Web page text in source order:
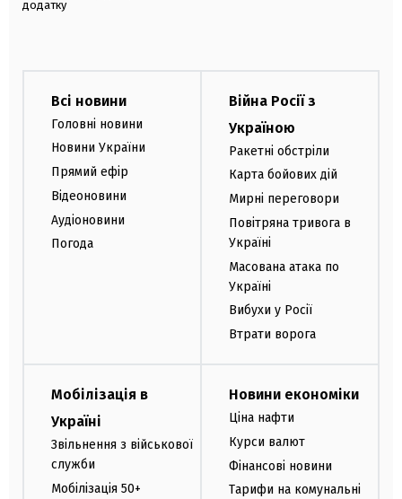
додатку
Всі новини
Головні новини
Новини України
Прямий ефір
Відеоновини
Аудіоновини
Погода
Війна Росії з
Україною
Ракетні обстріли
Карта бойових дій
Мирні переговори
Повітряна тривога в
Україні
Масована атака по
Україні
Вибухи у Росії
Втрати ворога
Мобілізація в
Україні
Звільнення з військової
служби
Мобілізація 50+
Новини економіки
Ціна нафти
Курси валют
Фінансові новини
Тарифи на комунальні